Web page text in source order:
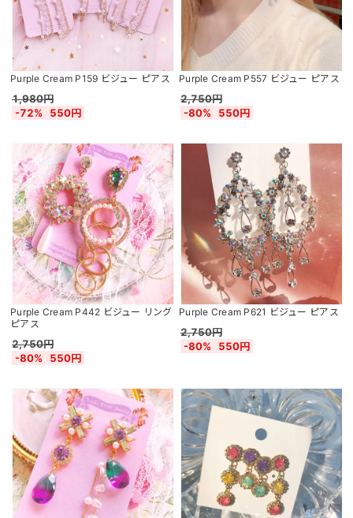
Purple Cream P159 ビジュー ピアス
1,980円
-72%
550円
Purple Cream P557 ビジュー ピアス
2,750円
-80%
550円
Purple Cream P442 ビジュー リング
ピアス
2,750円
-80%
550円
Purple Cream P621 ビジュー ピアス
2,750円
-80%
550円